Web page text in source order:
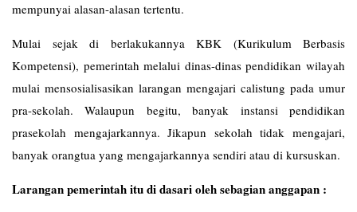
mempunyai alasan-alasan tertentu.
Mulai sejak di berlakukannya KBK (Kurikulum Berbasis
Kompetensi), pemerintah melalui dinas-dinas pendidikan wilayah
mulai mensosialisasikan larangan mengajari calistung pada umur
pra-sekolah. Walaupun begitu, banyak instansi pendidikan
prasekolah mengajarkannya. Jikapun sekolah tidak mengajari,
banyak orangtua yang mengajarkannya sendiri atau di kursuskan.
Larangan pemerintah itu di dasari oleh sebagian anggapan :